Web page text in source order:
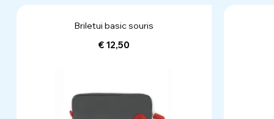
Briletui basic souris
€ 12,50